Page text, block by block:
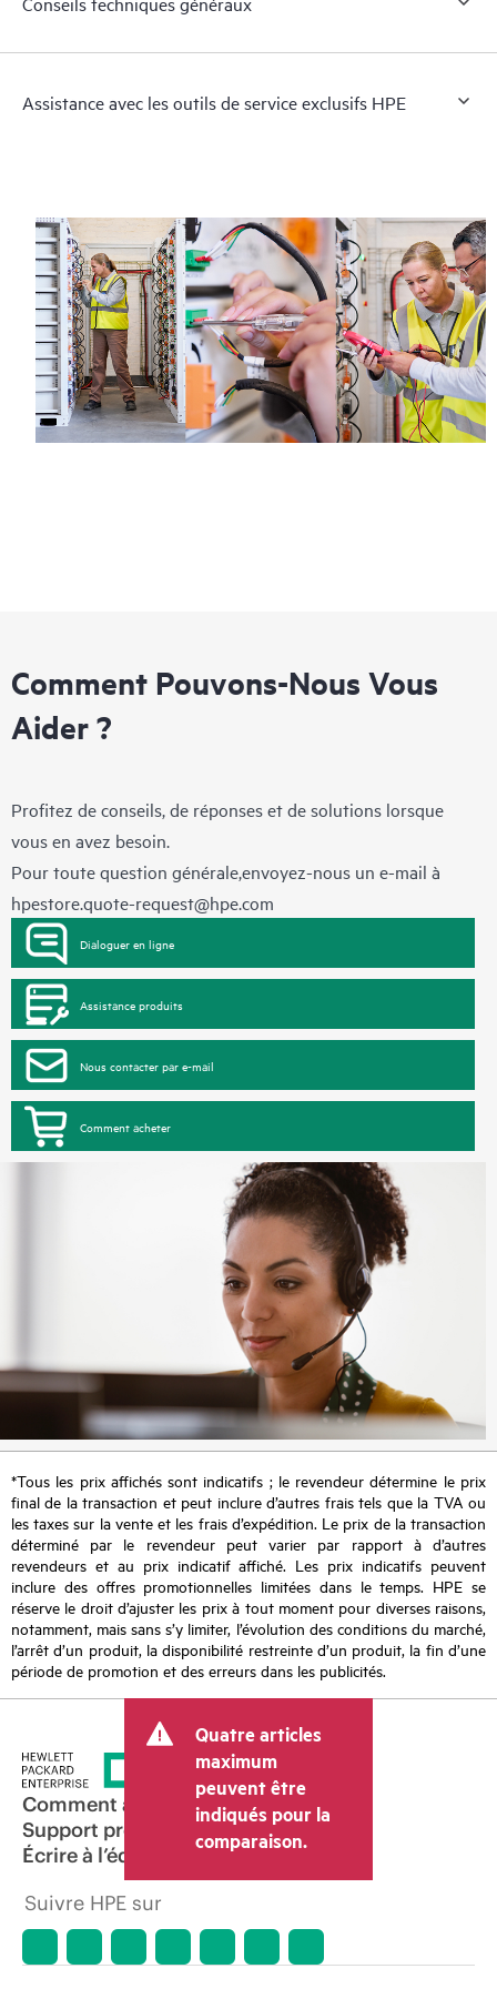
Assistance avec les outils de service exclusifs HPE
Comment Pouvons-Nous Vous
Aider ?
Profitez de conseils, de réponses et de solutions lorsque
vous en avez besoin.
Pour toute question générale,envoyez-nous un e-mail à
hpestore.quote-request@hpe.com
Dialoguer en ligne
Assistance produits
Nous contacter par e-mail
Comment acheter
*Tous les prix affichés sont indicatifs ; le revendeur détermine le prix
final de la transaction et peut inclure d’autres frais tels que la TVA ou
les taxes sur la vente et les frais d’expédition. Le prix de la transaction
déterminé par le revendeur peut varier par rapport à d’autres
revendeurs et au prix indicatif affiché. Les prix indicatifs peuvent
inclure des offres promotionnelles limitées dans le temps. HPE se
réserve le droit d’ajuster les prix à tout moment pour diverses raisons,
notamment, mais sans s’y limiter, l’évolution des conditions du marché,
l’arrêt d’un produit, la disponibilité restreinte d’un produit, la fin d’une
période de promotion et des erreurs dans les publicités.
Quatre articles
maximum
peuvent être
indiqués pour la
comparaison.
Comment acheter
Support produit
Écrire à l’équipe commerciale
Suivre HPE sur